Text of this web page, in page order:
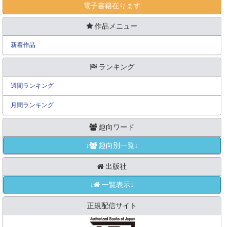
電子書籍在ります
作品メニュー
新着作品
ランキング
週間ランキング
月間ランキング
趣向ワード
↓ 趣向別一覧↓
出版社
↓ 一覧表示↓
正規配信サイト